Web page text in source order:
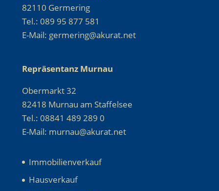
82110 Germering
Tel.: 089 95 877 581
E-Mail: germering@akurat.net
Repräsentanz Murnau
Obermarkt 32
82418 Murnau am Staffelsee
Tel.: 08841 489 289 0
E-Mail: murnau@akurat.net
Immobilienverkauf
Hausverkauf